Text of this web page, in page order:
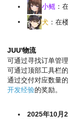
小鳐 ：
犬 ：在
JUU'物流
可通过寻找订单管
可通过顶部工具栏的
通过交付对应数量的
开发经验的奖励。
2025年10月